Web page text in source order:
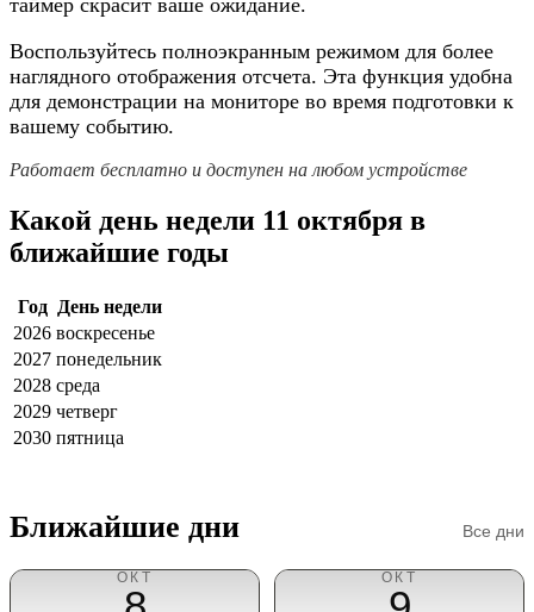
таймер скрасит ваше ожидание.
Воспользуйтесь полноэкранным режимом для более
наглядного отображения отсчета. Эта функция удобна
для демонстрации на мониторе во время подготовки к
вашему событию.
Работает бесплатно и доступен на любом устройстве
Какой день недели 11 октября в
ближайшие годы
Год
День недели
2026 воскресенье
2027 понедельник
2028 среда
2029 четверг
2030 пятница
Ближайшие дни Все дни
ОКТ ОКТ